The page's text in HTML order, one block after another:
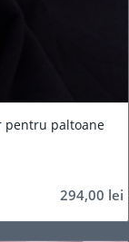
pentru paltoane
294,00 lei